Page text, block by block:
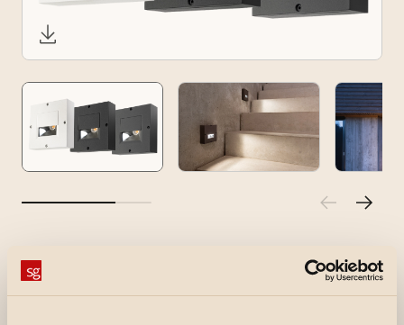
Callisto Wall Square
Callisto Wall Square är en kompakt LED-armatur